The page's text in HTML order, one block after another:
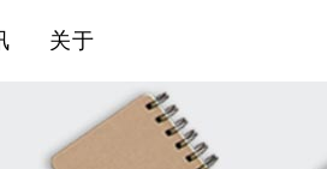
关于